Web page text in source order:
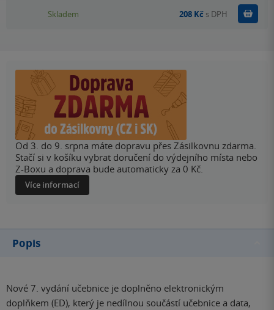
Skladem 208 Kč s DPH
Od 3. do 9. srpna máte dopravu přes Zásilkovnu zdarma.
Stačí si v košíku vybrat doručení do výdejního místa nebo
Z-Boxu a doprava bude automaticky za 0 Kč.
Více informací
Popis
Nové 7. vydání učebnice je doplněno elektronickým
doplňkem (ED), který je nedílnou součástí učebnice a data,